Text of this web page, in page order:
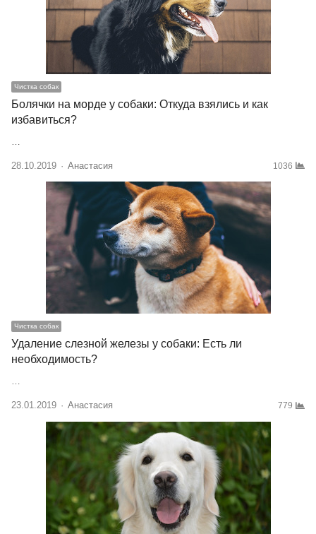
Чистка собак
Болячки на морде у собаки: Откуда взялись и как
избавиться?
28.10.2019 Author
Анастасия 1036
Чистка собак
Удаление слезной железы у собаки: Есть ли
необходимость?
…
23.01.2019 Author
Анастасия 779